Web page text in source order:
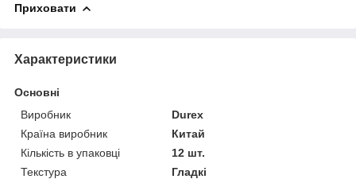
Приховати
Характеристики
Основні
Виробник
Durex
Країна виробник
Китай
Кількість в упаковці
12 шт.
Текстура
Гладкі